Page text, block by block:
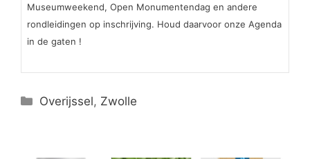
Museumweekend, Open Monumentendag en andere
rondleidingen op inschrijving. Houd daarvoor onze Agenda
in de gaten !
Categorieën
Overijssel, Zwolle